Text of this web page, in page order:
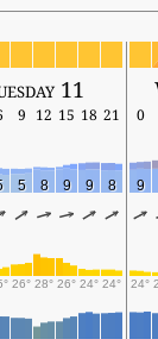
11
9 12 15 18 21 0
5 8 9 9 8 9
26° 28° 26° 24° 24° 24°